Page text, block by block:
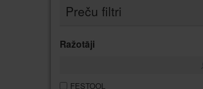
Preču filtri
Ražotāji
FESTOOL